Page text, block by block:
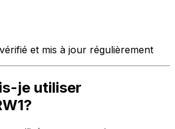
et mis à jour régulièrement
je utiliser